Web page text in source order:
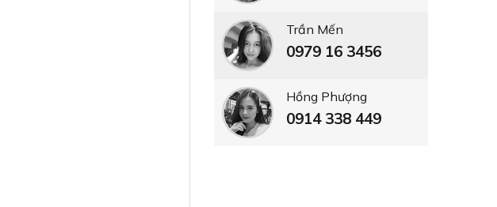
Trần Mến
0979 16 3456
Hồng Phượng
0914 338 449